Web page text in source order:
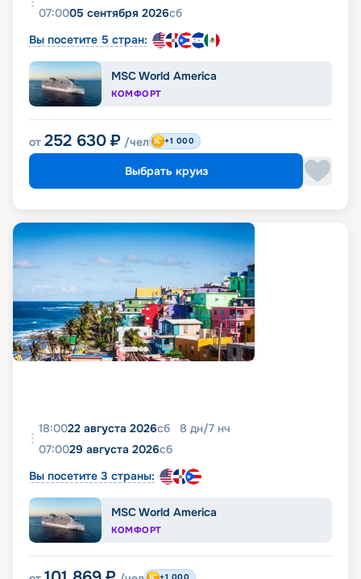
07:0005 сентября 2026сб
Вы посетите 5 стран:
MSC World America
КОМФОРТ
от 252 630 ₽ /чел +1 000
Выбрать круиз
18:0022 августа 2026сб 8 дн/7 нч
07:0029 августа 2026сб
Вы посетите 3 страны:
MSC World America
КОМФОРТ
+1 000